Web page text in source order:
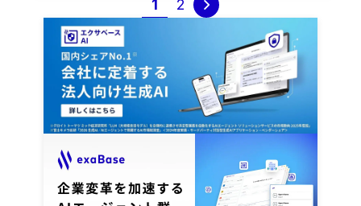
1 2 